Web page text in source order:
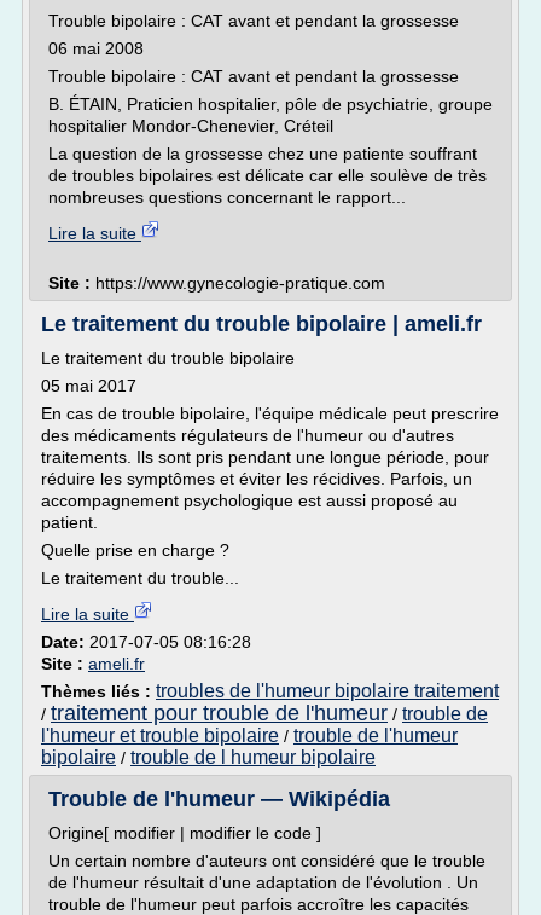
Trouble bipolaire : CAT avant et pendant la grossesse
06 mai 2008
Trouble bipolaire : CAT avant et pendant la grossesse
B. ÉTAIN, Praticien hospitalier, pôle de psychiatrie, groupe
hospitalier Mondor-Chenevier, Créteil
La question de la grossesse chez une patiente souffrant
de troubles bipolaires est délicate car elle soulève de très
nombreuses questions concernant le rapport...
Lire la suite
Site : https://www.gynecologie-pratique.com
Le traitement du trouble bipolaire | ameli.fr
Le traitement du trouble bipolaire
05 mai 2017
En cas de trouble bipolaire, l'équipe médicale peut prescrire
des médicaments régulateurs de l'humeur ou d'autres
traitements. Ils sont pris pendant une longue période, pour
réduire les symptômes et éviter les récidives. Parfois, un
accompagnement psychologique est aussi proposé au
patient.
Quelle prise en charge ?
Le traitement du trouble...
Lire la suite
Date: 2017-07-05 08:16:28
Site : ameli.fr
Thèmes liés : troubles de l'humeur bipolaire traitement
/ traitement pour trouble de l'humeur / trouble de
l'humeur et trouble bipolaire / trouble de l'humeur
bipolaire / trouble de l humeur bipolaire
Trouble de l'humeur — Wikipédia
Origine[ modifier | modifier le code ]
Un certain nombre d'auteurs ont considéré que le trouble
de l'humeur résultait d'une adaptation de l'évolution . Un
trouble de l'humeur peut parfois accroître les capacités